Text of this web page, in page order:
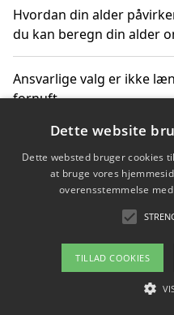
Hvordan din alder
du kan beregn din alder
Ansvarlige valg er ikke
fornuft
Sådan kan du handle
faktura
Om / kontakt
Dette website
Dette websted bruger cookies
at bruge vores
overensstemmelse
TILLAD COOKIES